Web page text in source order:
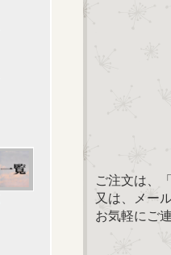
ご注文は、
又は、メー
お気軽にご